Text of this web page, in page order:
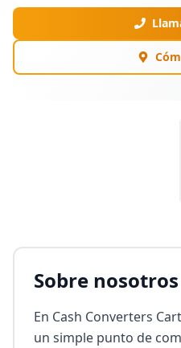
Sobre nosotros
En Cash Converters
un simple punto de